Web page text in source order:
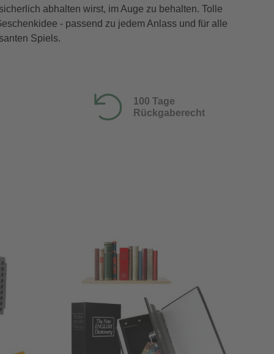
abhalten wirst, im Auge zu behalten. Tolle
- passend zu jedem Anlass und für alle
Spiels.
100 Tage
Rückgaberecht